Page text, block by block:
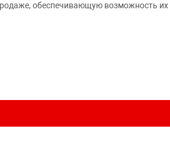
обеспечивающую возможность